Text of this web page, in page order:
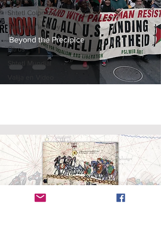
Shtetl Colombiano
Tierra de leche y
miel
Otros
Shtetl Mundial
Valija en Vídeo
Beyond the Precipice